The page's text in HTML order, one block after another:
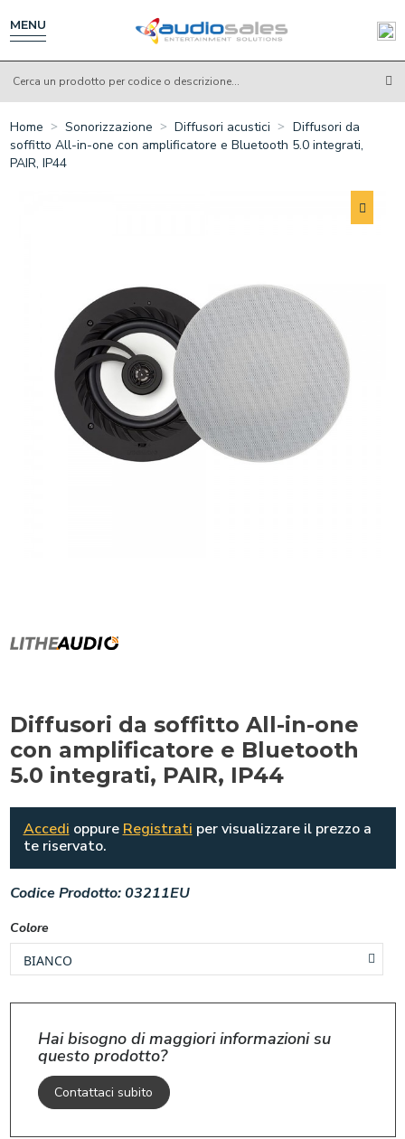
contenuto
principale
MENU
Home Sonorizzazione Diffusori acustici
Diffusori da
soffitto All-in-one con amplificatore e Bluetooth 5.0 integrati,
PAIR, IP44
Diffusori da soffitto All-in-one
con amplificatore e Bluetooth
5.0 integrati, PAIR, IP44
Accedi oppure Registrati per visualizzare il prezzo a
te riservato.
Codice Prodotto: 03211EU
Colore
Hai bisogno di maggiori informazioni su
questo prodotto?
Contattaci subito